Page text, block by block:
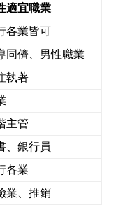
適宜職業
各業皆可
同儕、男性職業
執著
主管
、銀行員
各業
業、推銷